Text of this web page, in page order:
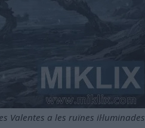
Valentes a les ruïnes il·luminades